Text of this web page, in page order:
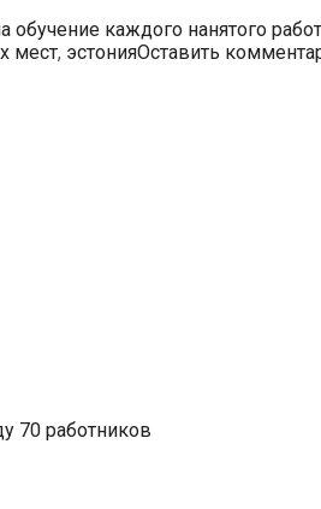
обучение каждого нанятого
мест, эстонияОставить
70 работников